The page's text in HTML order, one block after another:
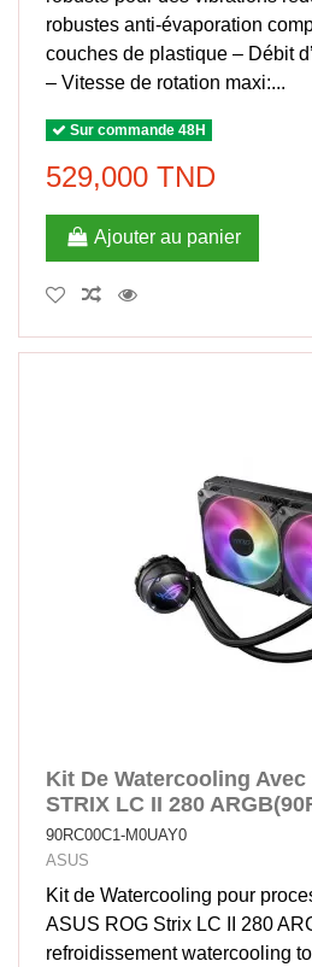
robustes anti-évaporation
couches de plastique – Débit
– Vitesse de rotation maxi:...
Sur commande 48H
529,000 TND
Ajouter au panier
Kit De Watercooling Avec
STRIX LC II 280
90RC00C1-M0UAY0
ASUS
Kit de Watercooling pour
ASUS ROG Strix LC II 280
refroidissement watercooling